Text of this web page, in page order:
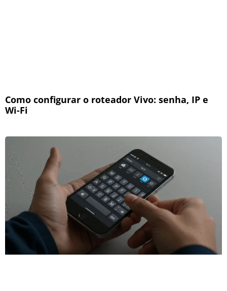
Como configurar o roteador Vivo: senha, IP e
Wi-Fi